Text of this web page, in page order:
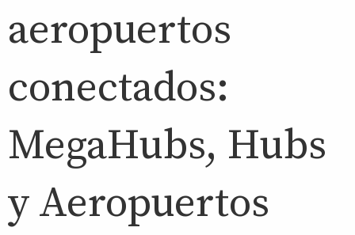
aeropuertos
conectados:
MegaHubs, Hubs
y Aeropuertos